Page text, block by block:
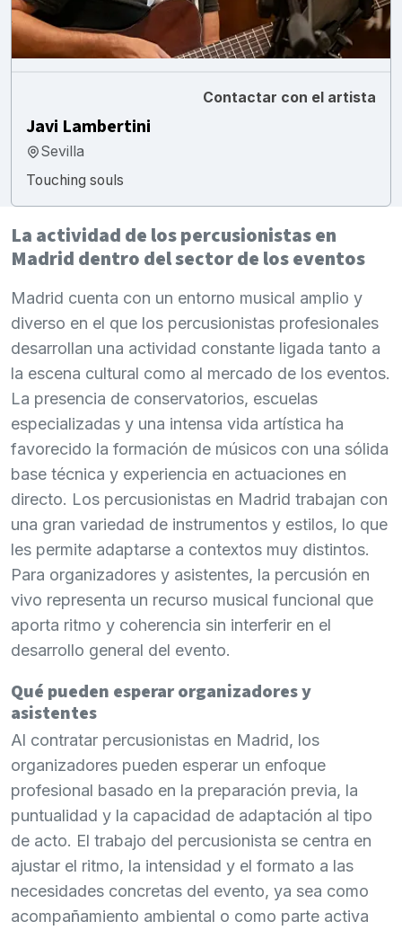
Contactar con el artista
Javi Lambertini
Sevilla
Touching souls
La actividad de los percusionistas en
Madrid dentro del sector de los eventos
Madrid cuenta con un entorno musical amplio y
diverso en el que los percusionistas profesionales
desarrollan una actividad constante ligada tanto a
la escena cultural como al mercado de los eventos.
La presencia de conservatorios, escuelas
especializadas y una intensa vida artística ha
favorecido la formación de músicos con una sólida
base técnica y experiencia en actuaciones en
directo. Los percusionistas en Madrid trabajan con
una gran variedad de instrumentos y estilos, lo que
les permite adaptarse a contextos muy distintos.
Para organizadores y asistentes, la percusión en
vivo representa un recurso musical funcional que
aporta ritmo y coherencia sin interferir en el
desarrollo general del evento.
Qué pueden esperar organizadores y
asistentes
Al contratar percusionistas en Madrid, los
organizadores pueden esperar un enfoque
profesional basado en la preparación previa, la
puntualidad y la capacidad de adaptación al tipo
de acto. El trabajo del percusionista se centra en
ajustar el ritmo, la intensidad y el formato a las
necesidades concretas del evento, ya sea como
acompañamiento ambiental o como parte activa